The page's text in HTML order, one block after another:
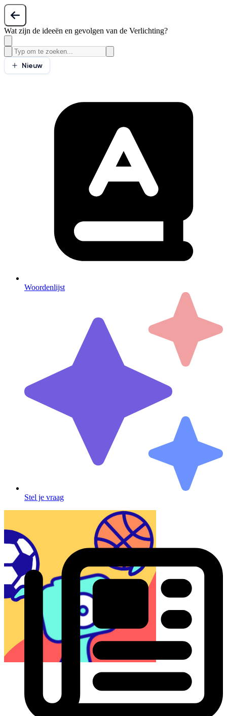
Wat zijn de ideeën en gevolgen van de Verlichting?
Nieuw
Woordenlijst
Stel je vraag